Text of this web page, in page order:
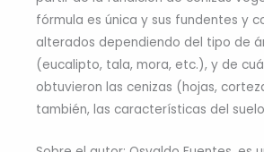
fórmula es única y sus fundentes y
alterados dependiendo del tipo de
(eucalipto, tala, mora, etc.), y de
obtuvieron las cenizas (hojas,
también, las características del